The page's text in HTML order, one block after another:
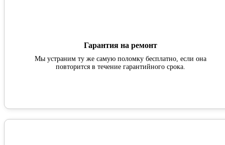
Гарантия на ремонт
Мы устраним ту же самую поломку бесплатно, если она
повторится в течение гарантийного срока.